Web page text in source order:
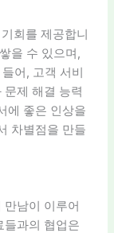
회를 제공합니
을 수 있으며,
어, 고객 서비
제 해결 능력
에 좋은 인상을
차별점을 만들
남이 이루어
들과의 협업은